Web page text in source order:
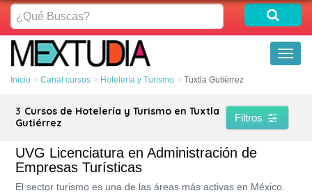
¿Qué
Buscas?
Inicio Canal cursos Hotelería y Turismo Tuxtla Gutiérrez
3 Cursos de Hotelería y Turismo en Tuxtla
Gutiérrez
Filtros
UVG Licenciatura en Administración de
Empresas Turísticas
El sector turismo es una de las áreas más activas en México.